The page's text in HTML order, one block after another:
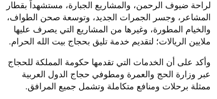
لراحة ضيوف الرحمن، والمشاريع الجبارة، مستشهداً بقطار
المشاعر، وجسر الجمرات الجديد، وتوسعة صحن الطواف،
والخيام المطورة، وغيرها من المشاريع التي يصرف عليها
ملايين الريالات؛ لتقديم خدمة تليق بحجاج بيت الله الحرام.
وأكد على أن الخدمات التي تقدمها حكومة المملكة للحجاج
عبر وزارة الحج والعمرة ومطوفي حجاج الدول العربية
ممثلة برحلات ومنافع متكاملة وتشمل جميع المرافق.